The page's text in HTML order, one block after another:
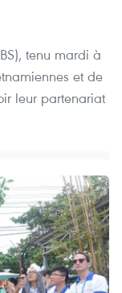
tenu mardi à
et de
leur partenariat